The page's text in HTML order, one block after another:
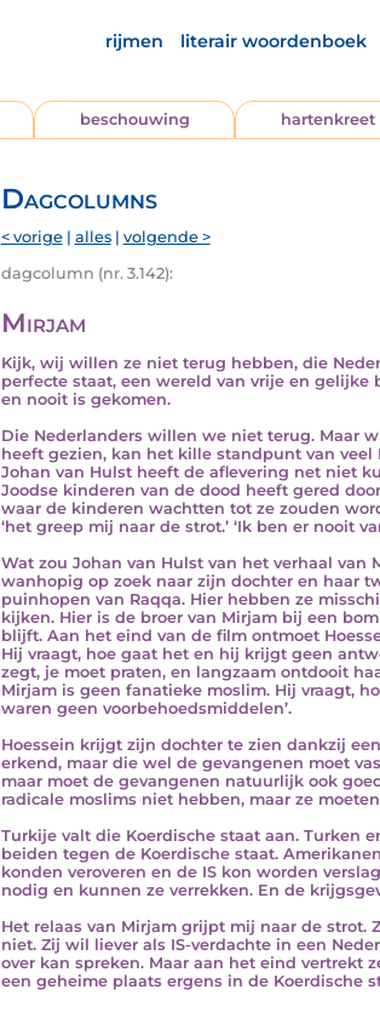
rijmen literair woordenboek
beschouwing hartenkreet
Dagcolumns
< vorige| alles| volgende >
dagcolumn (nr. 3.142):
Mirjam
Kijk, wij willen ze niet terug hebben, die
perfecte staat, een wereld van vrije en gelijke
en nooit is gekomen.
Die Nederlanders willen we niet terug. Maar
heeft gezien, kan het kille standpunt van
Johan van Hulst heeft de aflevering net niet
Joodse kinderen van de dood heeft gered
waar de kinderen wachtten tot ze zouden
‘het greep mij naar de strot.’ ‘Ik ben er nooit
Wat zou Johan van Hulst van het verhaal van
wanhopig op zoek naar zijn dochter en haar
puinhopen van Raqqa. Hier hebben ze
kijken. Hier is de broer van Mirjam bij een
blijft. Aan het eind van de film ontmoet
Hij vraagt, hoe gaat het en hij krijgt geen
zegt, je moet praten, en langzaam ontdooit
Mirjam is geen fanatieke moslim. Hij vraagt,
waren geen voorbehoedsmiddelen’.
Hoessein krijgt zijn dochter te zien dankzij
erkend, maar die wel de gevangenen moet
maar moet de gevangenen natuurlijk ook
radicale moslims niet hebben, maar ze
Turkije valt die Koerdische staat aan. Turken
beiden tegen de Koerdische staat.
konden veroveren en de IS kon worden
nodig en kunnen ze verrekken. En de
Het relaas van Mirjam grijpt mij naar de strot.
niet. Zij wil liever als IS-verdachte in een
over kan spreken. Maar aan het eind vertrekt
een geheime plaats ergens in de Koerdische